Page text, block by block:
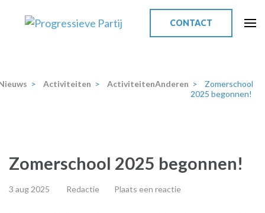
CONTACT
> Activiteiten > ActiviteitenAnderen >
Zomerschool
2025 begonnen!
Zomerschool 2025 begonnen!
3 aug 2025 Redactie Plaats een reactie